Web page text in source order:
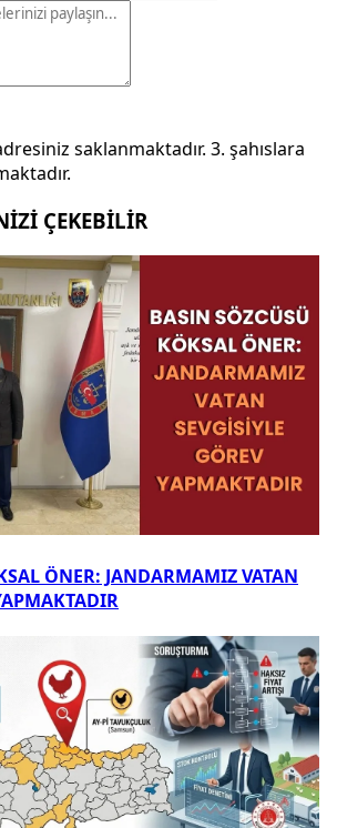
saklanmaktadır. 3. şahıslara
ÇEKEBİLİR
ÖNER: JANDARMAMIZ VATAN